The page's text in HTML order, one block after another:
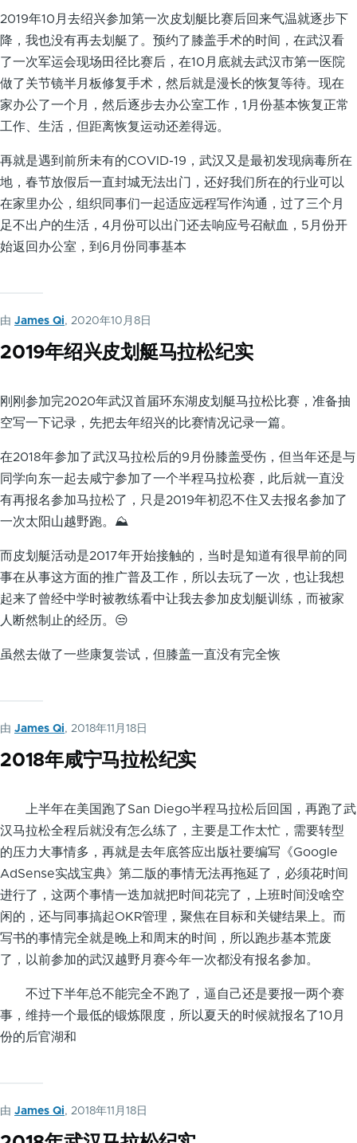
2019年10月去绍兴参加第一次皮划艇比赛后回来气温就逐步下
降，我也没有再去划艇了。预约了膝盖手术的时间，在武汉看
了一次军运会现场田径比赛后，在10月底就去武汉市第一医院
做了关节镜半月板修复手术，然后就是漫长的恢复等待。现在
家办公了一个月，然后逐步去办公室工作，1月份基本恢复正常
工作、生活，但距离恢复运动还差得远。
再就是遇到前所未有的COVID-19，武汉又是最初发现病毒所在
地，春节放假后一直封城无法出门，还好我们所在的行业可以
在家里办公，组织同事们一起适应远程写作沟通，过了三个月
足不出户的生活，4月份可以出门还去响应号召献血，5月份开
始返回办公室，到6月份同事基本
由 James Qi, 2020年10月8日
2019年绍兴皮划艇马拉松纪实
刚刚参加完2020年武汉首届环东湖皮划艇马拉松比赛，准备抽
空写一下记录，先把去年绍兴的比赛情况记录一篇。
在2018年参加了武汉马拉松后的9月份膝盖受伤，但当年还是与
同学向东一起去咸宁参加了一个半程马拉松赛，此后就一直没
有再报名参加马拉松了，只是2019年初忍不住又去报名参加了
一次太阳山越野跑。⛰️
而皮划艇活动是2017年开始接触的，当时是知道有很早前的同
事在从事这方面的推广普及工作，所以去玩了一次，也让我想
起来了曾经中学时被教练看中让我去参加皮划艇训练，而被家
人断然制止的经历。😒
虽然去做了一些康复尝试，但膝盖一直没有完全恢
由 James Qi, 2018年11月18日
2018年咸宁马拉松纪实
上半年在美国跑了San Diego半程马拉松后回国，再跑了武
汉马拉松全程后就没有怎么练了，主要是工作太忙，需要转型
的压力大事情多，再就是去年底答应出版社要编写《Google
AdSense实战宝典》第二版的事情无法再拖延了，必须花时间
进行了，这两个事情一迭加就把时间花完了，上班时间没啥空
闲的，还与同事搞起OKR管理，聚焦在目标和关键结果上。而
写书的事情完全就是晚上和周末的时间，所以跑步基本荒废
了，以前参加的武汉越野月赛今年一次都没有报名参加。
不过下半年总不能完全不跑了，逼自己还是要报一两个赛
事，维持一个最低的锻炼限度，所以夏天的时候就报名了10月
份的后官湖和
由 James Qi, 2018年11月18日